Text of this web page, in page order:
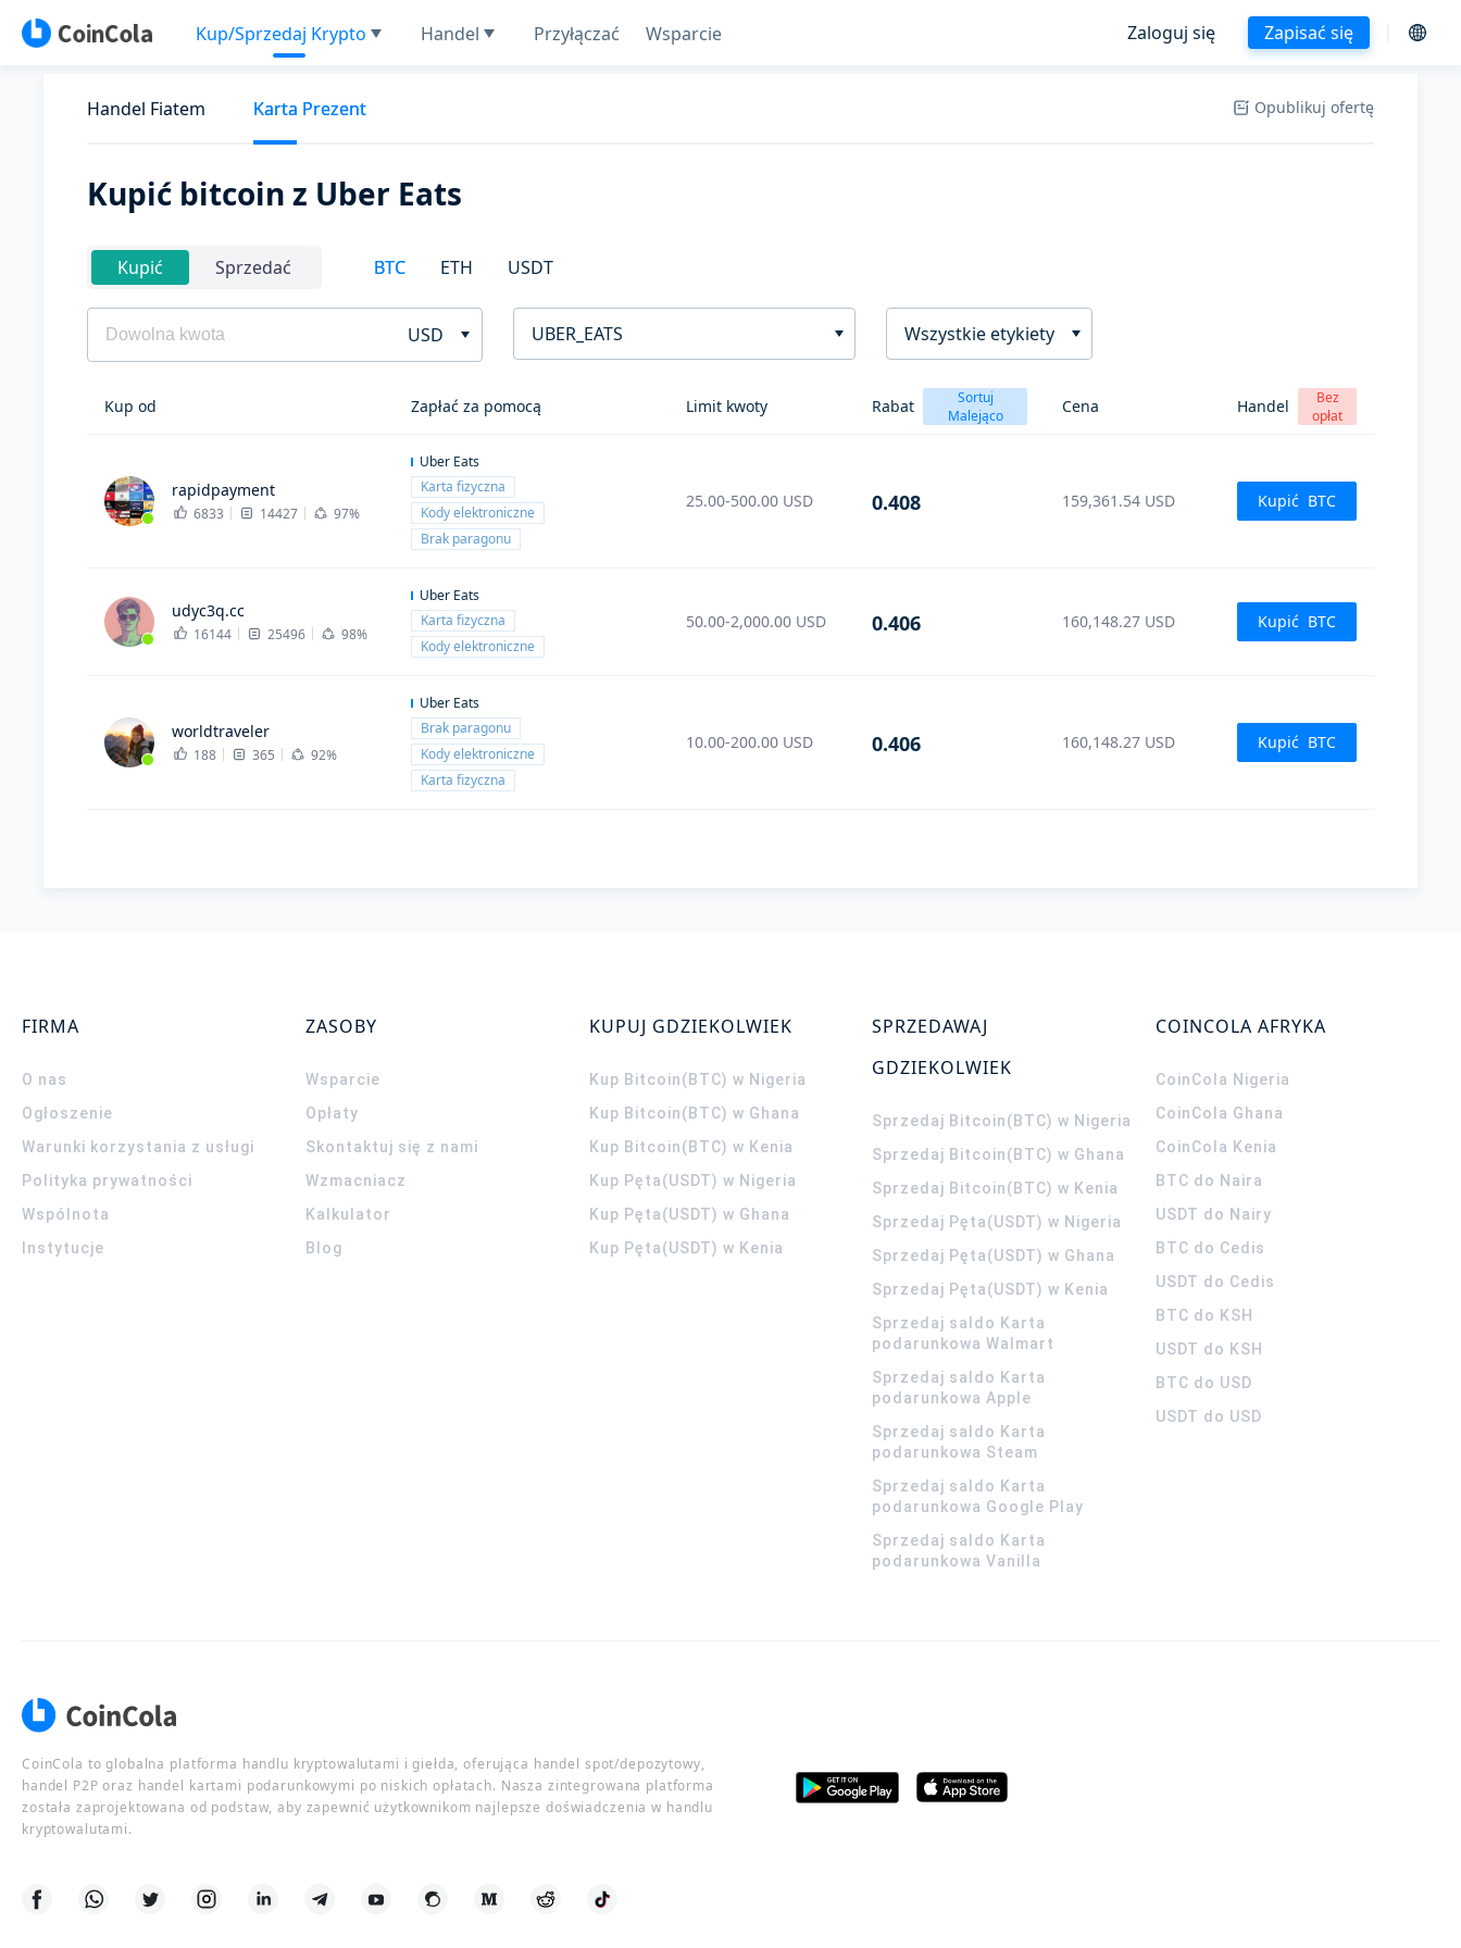
Kup/Sprzedaj Krypto Handel Przyłączać Wsparcie Zaloguj się Zapisać się
Handel Fiatem Karta Prezent Opublikuj ofertę
Kupić bitcoin z Uber Eats
Kupić Sprzedać BTC ETH USDT
USD UBER_EATS Wszystkie etykiety
Kup od Zapłać za pomocą Limit kwoty Rabat
Sortuj
Malejąco
Cena Handel
Bez
opłat
rapidpayment
6833 14427 97%
Uber Eats
Karta fizyczna
Kody elektroniczne
Brak paragonu
25.00-500.00 USD 0.408 159,361.54 USD Kupić BTC
udyc3q.cc
16144 25496 98%
Uber Eats
Karta fizyczna
Kody elektroniczne
50.00-2,000.00 USD 0.406 160,148.27 USD Kupić BTC
worldtraveler
188 365 92%
Uber Eats
Brak paragonu
Kody elektroniczne
Karta fizyczna
10.00-200.00 USD 0.406 160,148.27 USD Kupić BTC
FIRMA
O nas
Ogłoszenie
Warunki korzystania z usługi
Polityka prywatności
Wspólnota
Instytucje
ZASOBY
Wsparcie
Opłaty
Skontaktuj się z nami
Wzmacniacz
Kalkulator
Blog
KUPUJ GDZIEKOLWIEK
Kup Bitcoin(BTC) w Nigeria
Kup Bitcoin(BTC) w Ghana
Kup Bitcoin(BTC) w Kenia
Kup Pęta(USDT) w Nigeria
Kup Pęta(USDT) w Ghana
Kup Pęta(USDT) w Kenia
SPRZEDAWAJ
GDZIEKOLWIEK
Sprzedaj Bitcoin(BTC) w Nigeria
Sprzedaj Bitcoin(BTC) w Ghana
Sprzedaj Bitcoin(BTC) w Kenia
Sprzedaj Pęta(USDT) w Nigeria
Sprzedaj Pęta(USDT) w Ghana
Sprzedaj Pęta(USDT) w Kenia
Sprzedaj saldo Karta
podarunkowa Walmart
Sprzedaj saldo Karta
podarunkowa Apple
Sprzedaj saldo Karta
podarunkowa Steam
Sprzedaj saldo Karta
podarunkowa Google Play
Sprzedaj saldo Karta
podarunkowa Vanilla
COINCOLA AFRYKA
CoinCola Nigeria
CoinCola Ghana
CoinCola Kenia
BTC do Naira
USDT do Nairy
BTC do Cedis
USDT do Cedis
BTC do KSH
USDT do KSH
BTC do USD
USDT do USD
CoinCola to globalna platforma handlu kryptowalutami i giełda, oferująca handel spot/depozytowy,
handel P2P oraz handel kartami podarunkowymi po niskich opłatach. Nasza zintegrowana platforma
została zaprojektowana od podstaw, aby zapewnić użytkownikom najlepsze doświadczenia w handlu
kryptowalutami.